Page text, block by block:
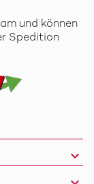
und können
Spedition